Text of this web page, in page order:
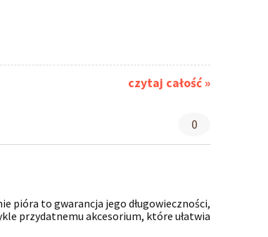
czytaj całość »
0
pióra to gwarancja jego długowieczności,
przydatnemu akcesorium, które ułatwia